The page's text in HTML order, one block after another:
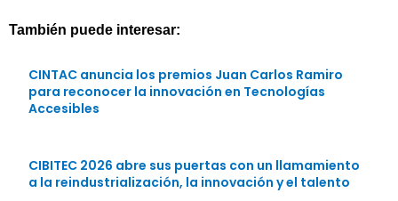
También puede interesar:
CINTAC anuncia los premios Juan Carlos Ramiro
para reconocer la innovación en Tecnologías
Accesibles
CIBITEC 2026 abre sus puertas con un llamamiento
a la reindustrialización, la innovación y el talento